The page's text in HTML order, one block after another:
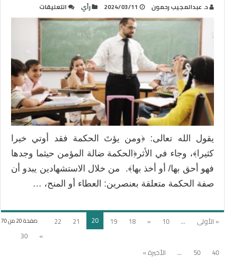
د. عبدالمجيب رحمون 2024/03/11 رأي التعليقات
الانتقال
بالمجتمع
المدرسي
من
الإحباط
إلى
تحقيق
الأهداف
مغلقة
يقول الله تعالى: ﴿ومن يؤتَ الحكمة فقد أوتي خيرا
كثيرا﴾، وجاء في الأثر﴿الحكمة ضالة المؤمن حيثما وجدها
فهو أحق بها/ أو أخذ بها﴾. من خلال الاستشهادين يبدو أن
صفة الحكمة متعلقة بعنصرين: العطاء أو المنح، …
صفحة 20 من 70 « الأولى ...
10
«
18
19
20
21
22
»
30
40
50
... الأخيرة »